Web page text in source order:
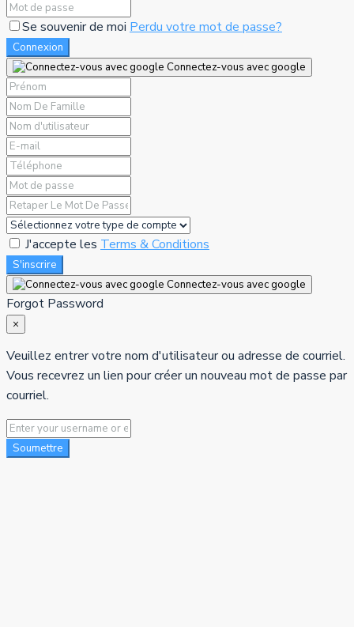
Se souvenir de moi Perdu votre mot de passe?
Connexion
Connectez-vous avec google
J'accepte les Terms & Conditions
S'inscrire
Connectez-vous avec google
Forgot Password
×
Veuillez entrer votre nom d'utilisateur ou adresse de courriel.
Vous recevrez un lien pour créer un nouveau mot de passe par
courriel.
Soumettre